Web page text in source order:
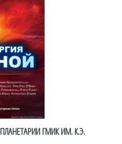
ГМИК ИМ. К.Э.